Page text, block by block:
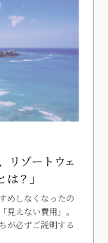
リゾートウェ
？」
めしなくなったの
見えない費用」。
が必ずご説明する